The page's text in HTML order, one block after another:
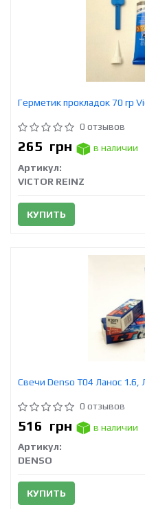
Герметик прокладок 70 гр
0 отзывов
265 грн
в наличии
Артикул:
VICTOR REINZ
КУПИТЬ
Свечи Denso T04 Ланос 1.6,
0 отзывов
516 грн
в наличии
Артикул:
DENSO
КУПИТЬ